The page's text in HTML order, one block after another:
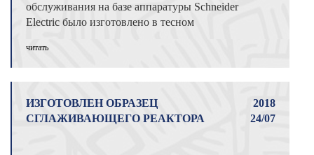
обслуживания на базе аппаратуры Schneider
Electric было изготовлено в тесном
читать
ИЗГОТОВЛЕН ОБРАЗЕЦ
СГЛАЖИВАЮЩЕГО РЕАКТОРА
2018
24/07